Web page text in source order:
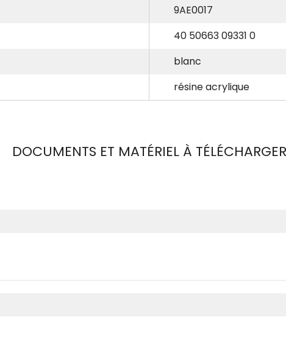
9AE0017
40 50663 09331 0
blanc
résine acrylique
DOCUMENTS ET MATÉRIEL À TÉLÉCHARGER